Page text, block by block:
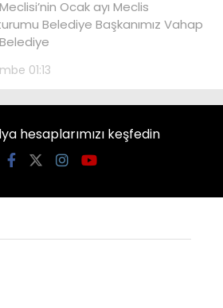
Ocak ayı Meclis
Belediye Başkanımız Vahap
01:13
hesaplarımızı keşfedin